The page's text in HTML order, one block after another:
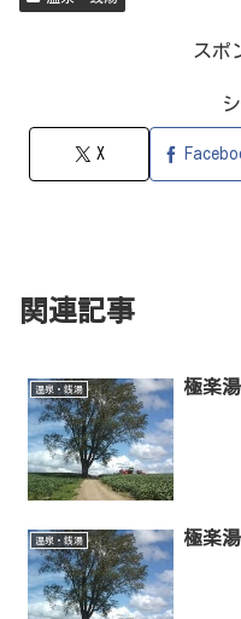
スポ
X
関連記事
温泉・銭湯 極楽
温泉・銭湯 極楽